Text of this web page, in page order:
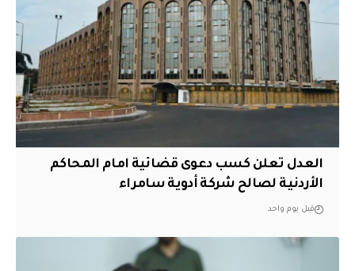
العدل تعلن كسب دعوى قضائية امام المحاكم
الأردنية لصالح شركة أدوية سامراء
قبل يوم واحد